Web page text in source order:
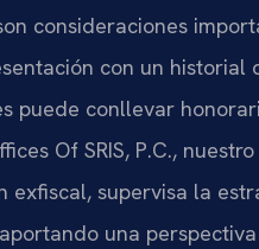
consideraciones
con un historial
puede conllevar
Of SRIS, P.C.,
exfiscal, supervisa la
una